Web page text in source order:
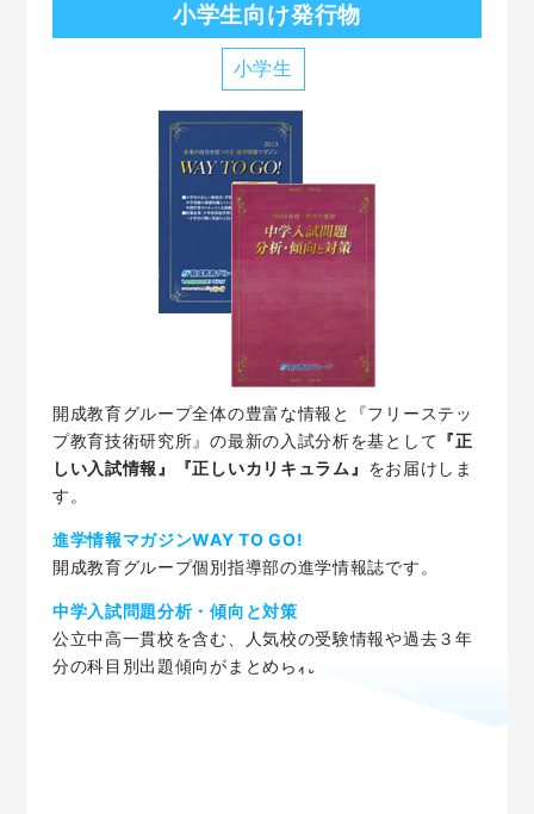
小学生向け発行物
小学生
開成教育グループ全体の豊富な情報と『フリーステッ
プ教育技術研究所』の最新の入試分析を基として 『正
しい入試情報』『正しいカリキュラム』 をお届けしま
す。
進学情報マガジンWAY TO GO!
開成教育グループ個別指導部の進学情報誌です。
中学入試問題分析・傾向と対策
公立中高一貫校を含む、人気校の受験情報や過去３年
分の科目別出題傾向がまとめられています。